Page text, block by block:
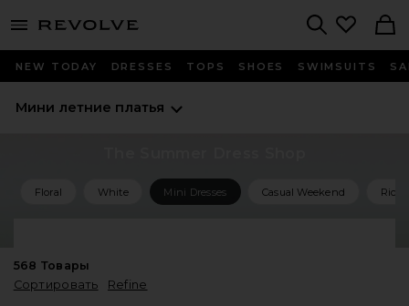
menu - shows more content
NEW TODAY DRESSES TOPS SHOES SWIMSUITS
Мини летние платья
Floral White Mini Dresses Casual Weekend Rich
568 Товары
Сортировать
Refine